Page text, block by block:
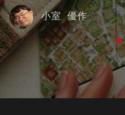
小室 優作